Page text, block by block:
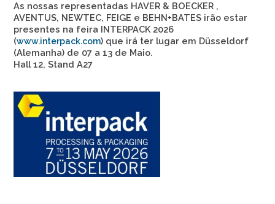
As nossas representadas HAVER & BOECKER ,
AVENTUS, NEWTEC, FEIGE e BEHN+BATES irão estar
presentes na feira INTERPACK 2026
(www.interpack.com) que irá ter lugar em Düsseldorf
(Alemanha) de 07 a 13 de Maio.
Hall 12, Stand A27